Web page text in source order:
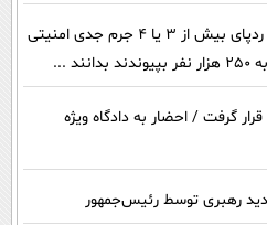
گفته‌های یک روحانی تندرو و ردپای بیش از ۳ یا ۴ جرم جدی امنیتی
...
گرفت / احضار به دادگاه ویژه
رهبری توسط رئیس‌جمهور